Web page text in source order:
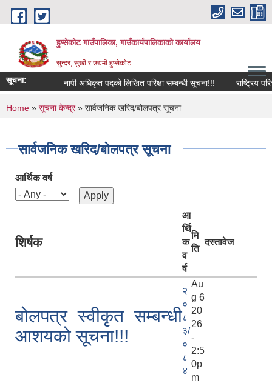
Skip to main content
हुप्सेकोट गाउँपालिका, गाउँकार्यपालिकाको कार्यालय
सुन्दर, सुखी र उद्यमी हुप्सेकोट
सूचना: नापी अधिकृत पदको लिखित परिक्षा सम्बन्धी सूचना!!! राष्‍ट्रिय
You are here
Home » सूचना केन्द्र» सार्वजनिक खरिद/बोलपत्र सूचना
सार्वजनिक खरिद/बोलपत्र सूचना
आर्थिक वर्ष
शिर्षक
आ
र्थि
क
व
र्ष
मि
ति
दस्तावेज
बोलपत्र स्वीकृत सम्बन्धी
आशयको सूचना!!!
२
०
८
३/
०
८
४
Au
g 6
20
26
-
2:5
0p
m